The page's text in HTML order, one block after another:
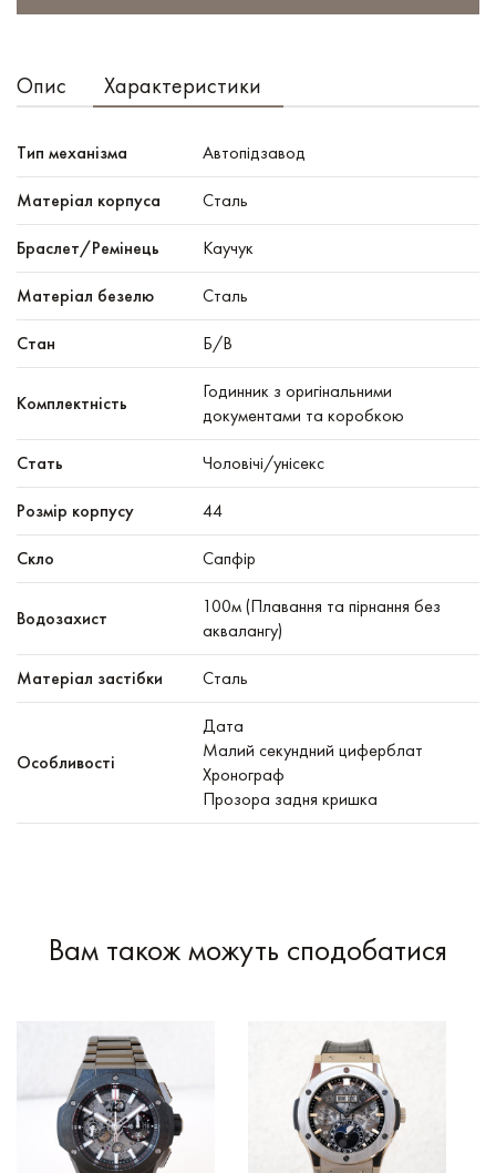
Опис Характеристики
Тип механізма Автопідзавод
Mатеріал корпуса Сталь
Браслет/Ремінець Каучук
Матеріал безелю Сталь
Стан Б/В
Комплектність
Годинник з оригінальними
документами та коробкою
Стать Чоловічі/унісекс
Розмір корпусу 44
Скло Сапфір
Водозахист
100м (Плавання та пірнання без
аквалангу)
Матеріал застібки Сталь
Особливості
Дата
Малий секундний циферблат
Хронограф
Прозора задня кришка
Вам також можуть сподобатися